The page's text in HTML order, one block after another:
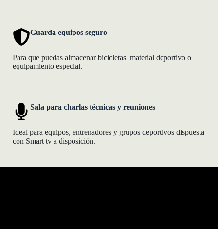
Guarda equipos seguro
Para que puedas almacenar bicicletas, material deportivo o
equipamiento especial.
Sala para charlas técnicas y reuniones
Ideal para equipos, entrenadores y grupos deportivos dispuesta
con Smart tv a disposición.